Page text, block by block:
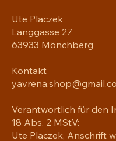
Ute Placzek
Langgasse 27
63933 Mönchberg
Kontakt
Verantwortlich für den
18 Abs. 2 MStV:
Ute Placzek, Anschrift